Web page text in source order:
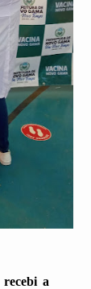
recebi a